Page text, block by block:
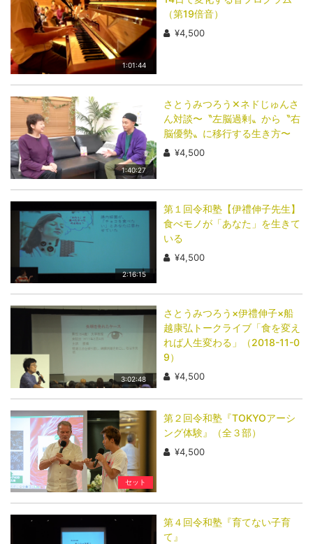
1:01:44
（第19倍音）
¥4,500
1:40:27
さとうみつろう✕ネドじゅんさ
ん対談〜〝左脳過剰〟から〝右
脳優勢〟に移行する生き方〜
¥4,500
2:16:15
第１回令和塾【伊禮伸子先生】
食べモノが「あなた」を生きて
いる
¥4,500
3:02:48
さとうみつろう×伊禮伸子×船
越康弘トークライブ「食を変え
れば人生変わる」（2018-11-0
9）
¥4,500
セット
第２回令和塾『TOKYOアーシ
ング体験』（全３部）
¥4,500
第４回令和塾『育てない子育
て』